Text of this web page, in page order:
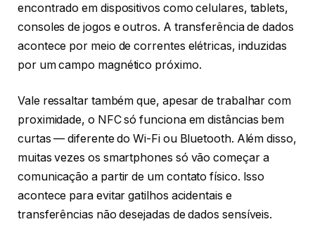
encontrado em dispositivos como celulares, tablets,
consoles de jogos e outros. A transferência de dados
acontece por meio de correntes elétricas, induzidas
por um campo magnético próximo.
Vale ressaltar também que, apesar de trabalhar com
proximidade, o NFC só funciona em distâncias bem
curtas — diferente do Wi-Fi ou Bluetooth. Além disso,
muitas vezes os smartphones só vão começar a
comunicação a partir de um contato físico. Isso
acontece para evitar gatilhos acidentais e
transferências não desejadas de dados sensíveis.